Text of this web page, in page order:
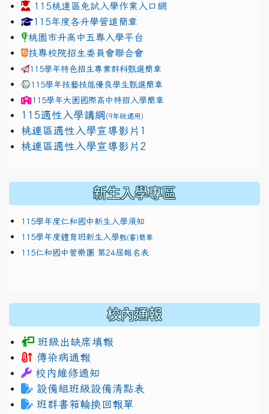
115桃連區免試入學作業入口網
link to https://www.jhjhs.tyc.edu.tw/modules/
115年度各升學管道簡章
桃園市升高中五專入學平台
技專校院招生委員會聯合會
115學年特色招生專業群科甄選簡章
115學年技藝技能優良學生甄選簡章
115學年大園國際高中特招入學簡章
115適性入學講綱 (9年級適用)
link to https://docs.google.com/presentation/d/
桃連區適性入學宣導影片1
link to https://docs.google.com/presentation/d/
桃連區適性入學宣導影片2
新生入學專區
115學年度仁和國中新生入學須知
115學年度體育班新生入學甄(審)簡章
115仁和國中管樂團 第24屆報名表
校內通報
班級出缺席填報
傳染病通報
校內維修通知
設備組班級設備清點表
班群書箱輪換回報單